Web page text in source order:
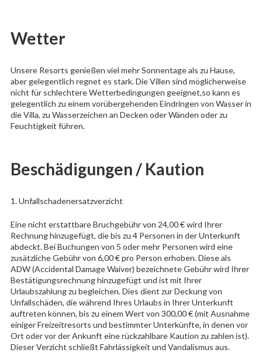
Wetter
Unsere Resorts genießen viel mehr Sonnentage als zu Hause,
aber gelegentlich regnet es stark. Die Villen sind möglicherweise
nicht für schlechtere Wetterbedingungen geeignet,so kann es
gelegentlich zu einem vorübergehenden Eindringen von Wasser in
die Villa, zu Wasserzeichen an Decken oder Wänden oder zu
Feuchtigkeit führen.
Beschädigungen / Kaution
1. Unfallschadenersatzverzicht
Eine nicht erstattbare Bruchgebühr von 24,00 € wird Ihrer
Rechnung hinzugefügt, die bis zu 4 Personen in der Unterkunft
abdeckt. Bei Buchungen von 5 oder mehr Personen wird eine
zusätzliche Gebühr von 6,00 € pro Person erhoben. Diese als
ADW (Accidental Damage Waiver) bezeichnete Gebühr wird Ihrer
Bestätigungsrechnung hinzugefügt und ist mit Ihrer
Urlaubszahlung zu begleichen. Dies dient zur Deckung von
Unfallschäden, die während Ihres Urlaubs in Ihrer Unterkunft
auftreten können, bis zu einem Wert von 300,00 € (mit Ausnahme
einiger Freizeitresorts und bestimmter Unterkünfte, in denen vor
Ort oder vor der Ankunft eine rückzahlbare Kaution zu zahlen ist).
Dieser Verzicht schließt Fahrlässigkeit und Vandalismus aus.